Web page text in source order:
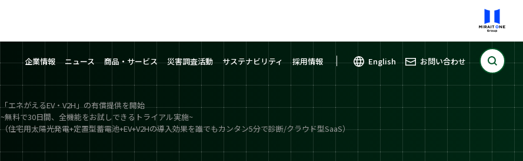
企業情報 ニュース 商品・サービス 災害調査活動 サステナビリティ 採用情報 English お問い合わせ
「エネがえるEV‧V2H」の有償提供を開始
~無料で30日間、全機能をお試しできるトライアル実施~
（住宅用太陽光発電+定置型蓄電池+EV+V2Hの導入効果を誰でもカンタン5分で診断/クラウド型SaaS）